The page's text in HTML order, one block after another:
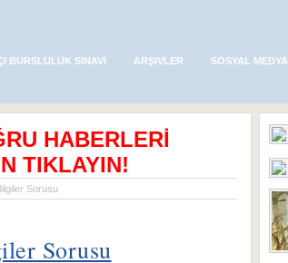
BURSLULUK SINAVI ARŞIVLER SOSYAL MEDYA
HABERLERİ
TIKLAYIN!
Sorusu
Sorusu